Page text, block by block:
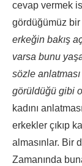
cevap vermek
gördüğümüz bir
erkeğin bakış
varsa bunu
sözle anlatması
görüldüğü gibi
kadını
erkekler çıkıp
almasınlar. Bir
Zamanında